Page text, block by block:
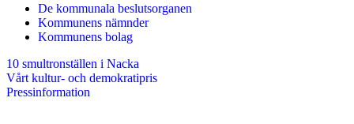
De kommunala beslutsorganen
Kommunens nämnder
Kommunens bolag
10 smultronställen i Nacka
Vårt kultur- och demokratipris
Pressinformation